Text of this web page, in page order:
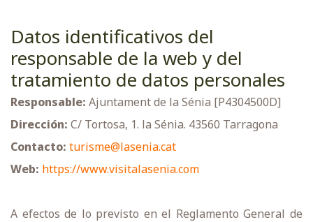
Datos identificativos del
responsable de la web y del
tratamiento de datos personales
Responsable: Ajuntament de la Sénia [P4304500D]
Dirección: C/ Tortosa, 1. la Sénia. 43560 Tarragona
Contacto: turisme@lasenia.cat
Web: https://www.visitalasenia.com
A efectos de lo previsto en el Reglamento General de